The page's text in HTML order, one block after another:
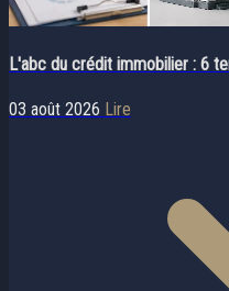
L'abc du crédit immobilier : 6
03 août 2026 Lire